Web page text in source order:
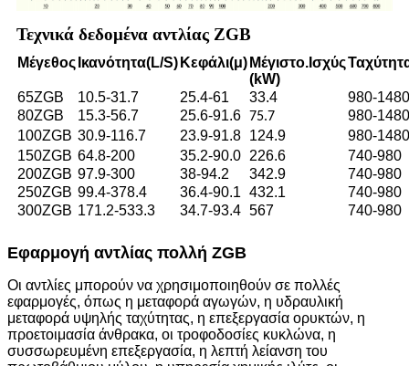
Τεχνικά δεδομένα αντλίας ZGB
Μέγεθος Ικανότητα(L/S) Κεφάλι(μ) Μέγιστο. Ισχύς
(kW)
65ZGB 10.5-31.7 25.4-61 33.4
980-1480
80ZGB
15.3-56.7 25.6-91.6 75.7
980-1480
100ZGB 30.9-116.7 23.9-91.8 124.9
980-1480
150ZGB 64.8-200 35.2-90.0 226.6
740-980
200ZGB 97.9-300 38-94.2 342.9
740-980
250ZGB 99.4-378.4 36.4-90.1 432.1
740-980
300ZGB 171.2-533.3 34.7-93.4 567 740-980
Εφαρμογή αντλίας πολλή ZGB
Οι αντλίες μπορούν να χρησιμοποιηθούν σε πολλές
εφαρμογές, όπως η μεταφορά αγωγών, η υδραυλική
μεταφορά υψηλής ταχύτητας, η επεξεργασία ορυκτών, η
προετοιμασία άνθρακα, οι τροφοδοσίες κυκλώνα, η
συσσωρευμένη επεξεργασία, η λεπτή λείανση του